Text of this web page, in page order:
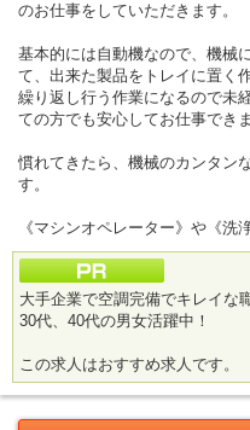
のお仕事をしていただきます。
基本的には自動機なので、機械
て、出来た製品をトレイに置く
繰り返し行う作業になるので未
ての方でも安心してお仕事できま
慣れてきたら、機械のカンタン
す。
《マシンオペレーター》や《洗
大手企業で空調完備でキレイな
30代、40代の男女活躍中！
この求人はおすすめ求人です。